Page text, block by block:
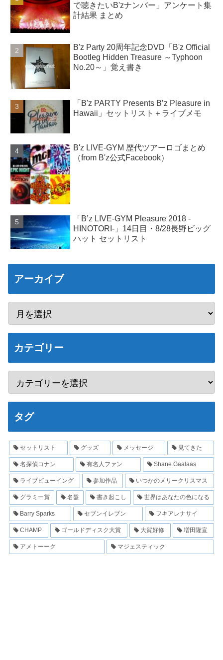
で聴きたいB'zナンバー」アンケート集
計結果 まとめ
B'z Party 20周年記念DVD「B'z Official
Bootleg Hidden Treasure ～Typhoon
No.20～」覚え書き
「B'z PARTY Presents B’z Pleasure in
Hawaii」セットリスト＋ライブメモ
B'z LIVE-GYM 歴代ツアーロゴまとめ
（from B'z公式Facebook）
「B’z LIVE-GYM Pleasure 2018 -
HINOTORI-」14日目・8/28長野ビッグ
ハット セットリスト
アーカイブ
カテゴリー
タグ
セットリスト グッズ メッセージ 見てきた
名探偵コナン 有名人ファン Shane Gaalaas
ライブビューイング 参加作品 いつかのメリークリスマス
グラミー賞 名盤 書き起こし 世界はあなたの色になる
Barry Sparks セブンイレブン フキアレナサイ
CHAMP ゴールドディスク大賞 大賀好修 増田隆宣
アメトーーク マジェスティック